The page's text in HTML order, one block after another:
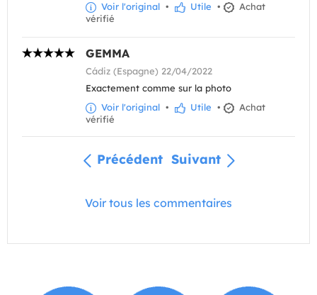
Voir l'original • Utile •
Achat
vérifié
GEMMA
Cádiz (Espagne) 22/04/2022
Exactement comme sur la photo
Voir l'original • Utile •
Achat
vérifié
Précédent Suivant
Voir tous les commentaires